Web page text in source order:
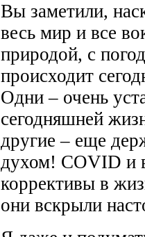
Вы заметили,
весь мир и все
природой, с
происходит
Одни – очень
сегодняшней
другие – еще
духом! COVID и
коррективы в
они вскрыли